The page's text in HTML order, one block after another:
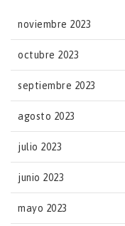
noviembre 2023
octubre 2023
septiembre 2023
agosto 2023
julio 2023
junio 2023
mayo 2023